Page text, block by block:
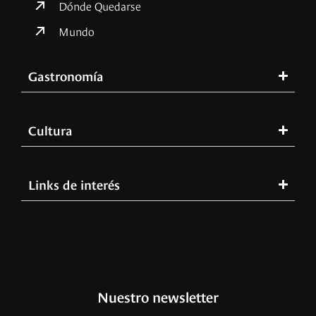
Dónde Quedarse
Mundo
Gastronomía
Cultura
Links de interés
Nuestro newsletter